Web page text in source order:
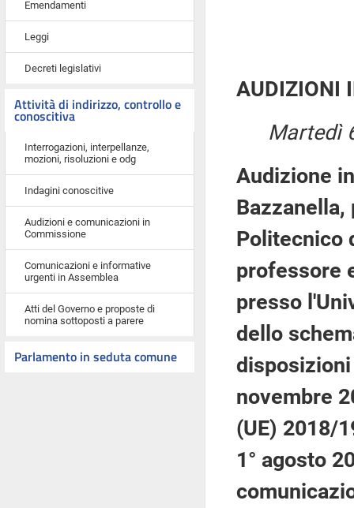
Emendamenti
Leggi
Decreti legislativi
Attività di indirizzo, controllo e
conoscitiva
Interrogazioni, interpellanze,
mozioni, risoluzioni e odg
Indagini conoscitive
Audizioni e comunicazioni in
Commissione
Comunicazioni e informative
urgenti in Assemblea
Atti del Governo e proposte di
nomina sottoposti a parere
Parlamento in seduta comune
AUDIZIONI
Martedì
Audizione
Politecnico
professore
presso
dello
novembre
(UE) 2018/
1° agosto